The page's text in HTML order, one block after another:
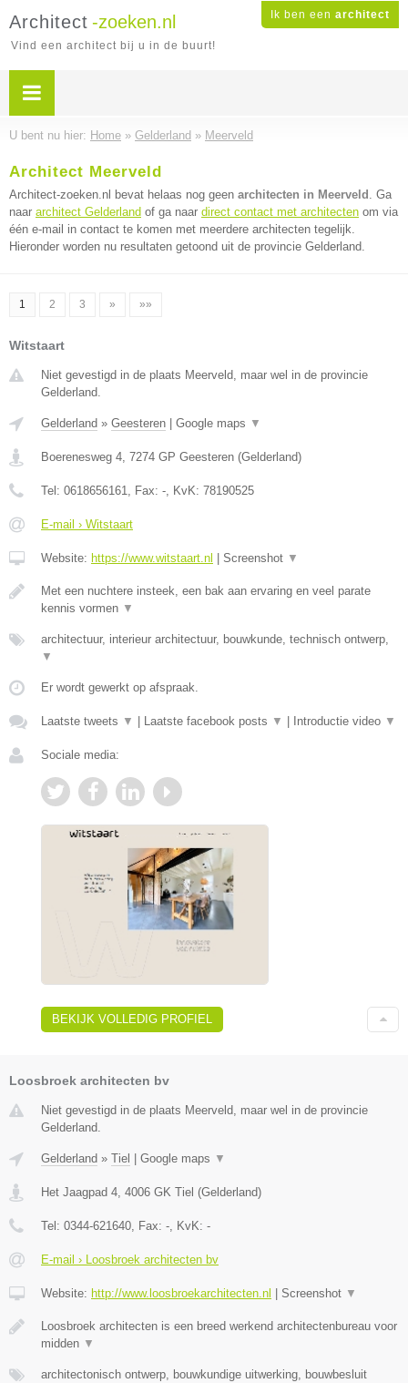
Ik ben een architect
Architect -zoeken.nl
Vind een architect bij u in de buurt!
U bent nu hier: Home » Gelderland » Meerveld
Architect Meerveld
Architect-zoeken.nl bevat helaas nog geen architecten in Meerveld . Ga
naar architect Gelderland of ga naar direct contact met architecten om via
één e-mail in contact te komen met meerdere architecten tegelijk.
Hieronder worden nu resultaten getoond uit de provincie Gelderland.
1 2 3 » »»
Witstaart
Niet gevestigd in de plaats Meerveld, maar wel in de provincie
Gelderland.
Gelderland » Geesteren Google maps ▼
Boerenesweg 4, 7274 GP Geesteren (Gelderland)
Tel: 0618656161, Fax: -, KvK: 78190525
E-mail › Witstaart
Website: https://www.witstaart.nl Screenshot ▼
Met een nuchtere insteek, een bak aan ervaring en veel parate
kennis vormen ▼
architectuur, interieur architectuur, bouwkunde, technisch ontwerp,
▼
Er wordt gewerkt op afspraak.
Laatste tweets ▼ Laatste facebook posts ▼ Introductie video ▼
Sociale media:
BEKIJK VOLLEDIG PROFIEL
Loosbroek architecten bv
Niet gevestigd in de plaats Meerveld, maar wel in de provincie
Gelderland.
Gelderland » Tiel | Google maps ▼
Het Jaagpad 4 4006 GK Tiel (Gelderland)
Tel: 0344-621640 , Fax: - , KvK: -
E-mail › Loosbroek architecten bv
Website: http://www.loosbroekarchitecten.nl | Screenshot ▼
Loosbroek architecten is een breed werkend architectenbureau voor
midden ▼
architectonisch ontwerp, bouwkundige uitwerking, bouwbesluit